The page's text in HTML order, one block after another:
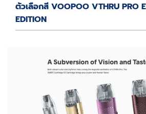
ตัวเลือกสี VOOPOO VTHRU PRO
EDITION